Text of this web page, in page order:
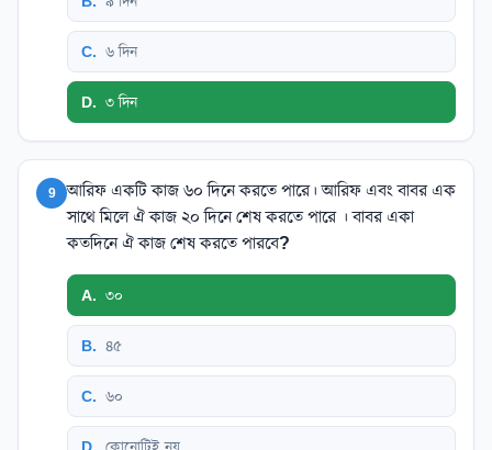
C. ৬ দিন
D. ৩ দিন
9
আরিফ একটি কাজ ৬০ দিনে করতে পারে। আরিফ এবং বাবর এক
সাথে মিলে ঐ কাজ ২০ দিনে শেষ করতে পারে । বাবর একা
কতদিনে ঐ কাজ শেষ করতে পারবে?
A. ৩০
B. ৪৫
C. ৬০